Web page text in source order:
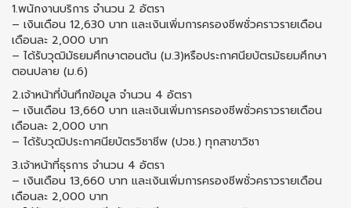
1.พนักงานบริการ จำนวน 2 อัตรา
– เงินเดือน 12,630 บาท และเงินเพิ่มการครองชีพชั่วคราวรายเดือน
เดือนละ 2,000 บาท
– ได้รับวุฒิมัธยมศึกษาตอนต้น (ม.3)หรือประกาศนียบัตรมัธยมศึกษา
ตอนปลาย (ม.6)
2.เจ้าหน้าที่บันทึกข้อมูล จำนวน 4 อัตรา
– เงินเดือน 13,660 บาท และเงินเพิ่มการครองชีพชั่วคราวรายเดือน
เดือนละ 2,000 บาท
– ได้รับวุฒิประกาศนียบัตรวิชาชีพ (ปวช.) ทุกสาขาวิชา
3.เจ้าหน้าที่ธุรการ จำนวน 4 อัตรา
– เงินเดือน 13,660 บาท และเงินเพิ่มการครองชีพชั่วคราวรายเดือน
เดือนละ 2,000 บาท